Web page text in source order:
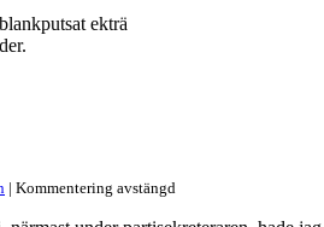
ekträ
| Kommentering avstängd